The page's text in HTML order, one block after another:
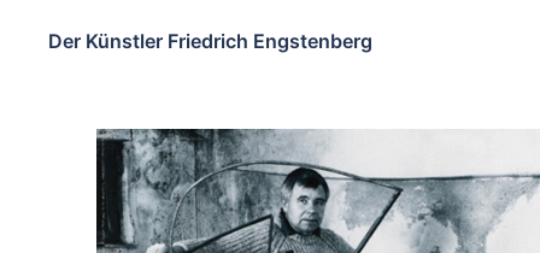
Der Künstler Friedrich Engstenberg